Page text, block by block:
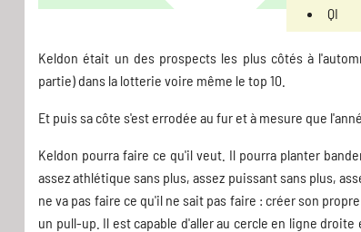
QI
Keldon était un des prospects les plus côtés à
partie) dans la lotterie voire même le top 10.
Et puis sa côte s'est errodée au fur et à mesure que
Keldon pourra faire ce qu'il veut. Il pourra planter
assez athlétique sans plus, assez puissant sans plus,
ne va pas faire ce qu'il ne sait pas faire : créer son
un pull-up. Il est capable d'aller au cercle en ligne